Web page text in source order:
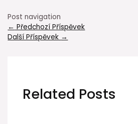
Post navigation
← Předchozí Příspěvek
Další Příspěvek →
Related Posts